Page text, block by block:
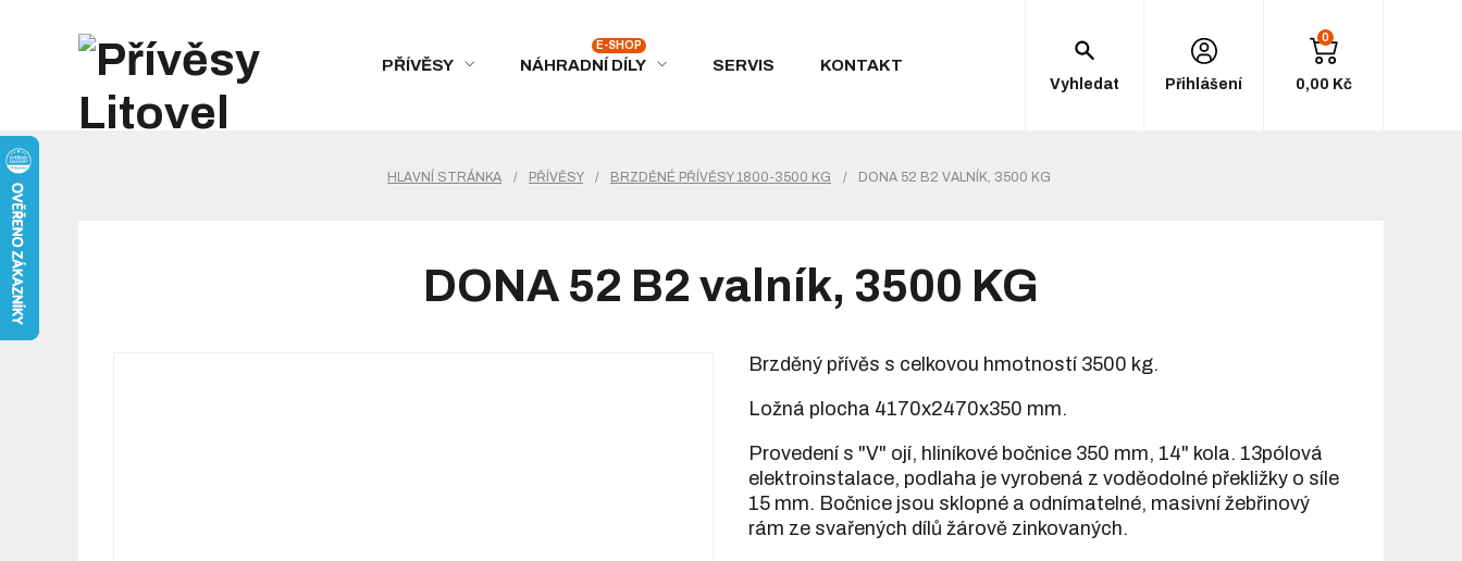
PŘÍVĚSY NÁHRADNÍ DÍLY SERVIS KONTAKT
Vyhledat Přihlášení
0
0,00 Kč
HLAVNÍ STRÁNKA / PŘÍVĚSY / BRZDĚNÉ PŘÍVĚSY 1800-3500 KG / DONA 52 B2 VALNÍK, 3500 KG
DONA 52 B2 valník, 3500 KG
Brzděný přívěs s celkovou hmotností 3500 kg.
Ložná plocha 4170x2470x350 mm.
Provedení s "V" ojí, hliníkové bočnice 350 mm, 14" kola. 13pólová
elektroinstalace, podlaha je vyrobená z voděodolné překližky o síle
15 mm. Bočnice jsou sklopné a odnímatelné, masivní žebřinový
rám ze svařených dílů žárově zinkovaných.